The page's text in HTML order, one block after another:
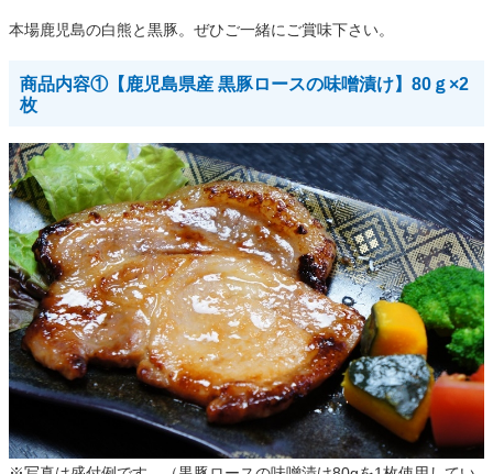
本場鹿児島の白熊と黒豚。ぜひご一緒にご賞味下さい。
商品内容①【鹿児島県産 黒豚ロースの味噌漬け】80ｇ×2
枚